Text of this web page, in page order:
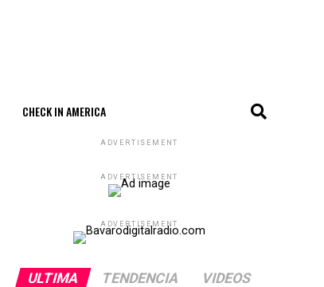
CHECK IN AMERICA
ADVERTISEMENT
ADVERTISEMENT
ADVERTISEMENT
ULTIMA TENDENCIA VIDEOS